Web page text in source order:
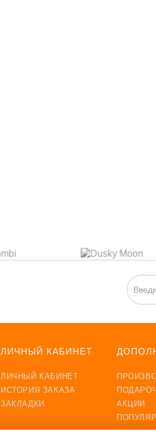
ЛИЧНЫЙ КАБИНЕТ
ЛИЧНЫЙ КАБИНЕТ
ИСТОРИЯ ЗАКАЗА
ЗАКЛАДКИ
АКЦИИ
ХИТЫ